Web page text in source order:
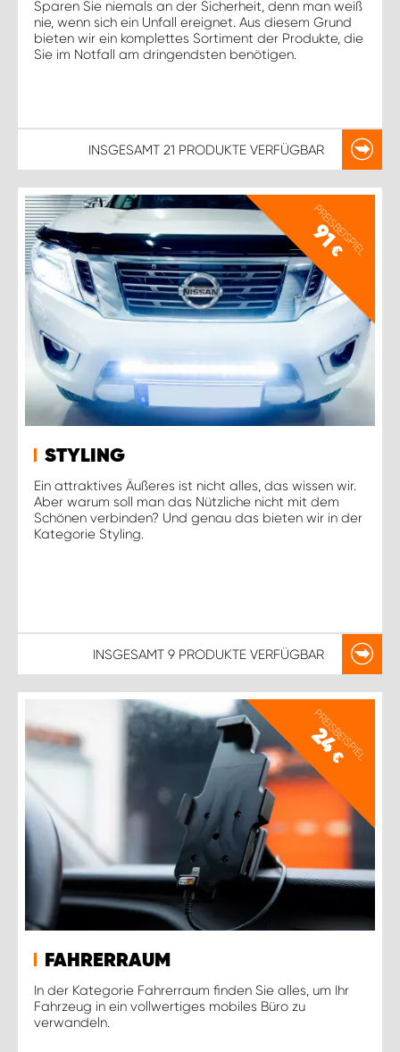
Sparen Sie niemals an der Sicherheit, denn man weiß
nie, wenn sich ein Unfall ereignet. Aus diesem Grund
bieten wir ein komplettes Sortiment der Produkte, die
Sie im Notfall am dringendsten benötigen.
INSGESAMT 21 PRODUKTE VERFÜGBAR
PREISBEISPIEL
91
€
STYLING
Ein attraktives Äußeres ist nicht alles, das wissen wir.
Aber warum soll man das Nützliche nicht mit dem
Schönen verbinden? Und genau das bieten wir in der
Kategorie Styling.
INSGESAMT 9 PRODUKTE VERFÜGBAR
PREISBEISPIEL
24
€
FAHRERRAUM
In der Kategorie Fahrerraum finden Sie alles, um Ihr
Fahrzeug in ein vollwertiges mobiles Büro zu
verwandeln.